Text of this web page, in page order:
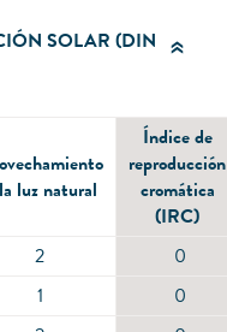
SOLAR (DIN
luz natural
Índice de
reproducción
cromática
(IRC)
2
0
1
0